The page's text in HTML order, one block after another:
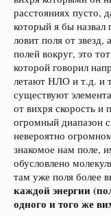
расстояниях пусто,
который я бы назвал
ловит поля от звезд,
полей вокруг, это
которой говорил
летают НЛО и т.д. и
существуют
от вихря скорость и
огромный диапазон
невероятно
знакомое нам поле,
обусловлено
там уже поля более
каждой энергии
одного и того же